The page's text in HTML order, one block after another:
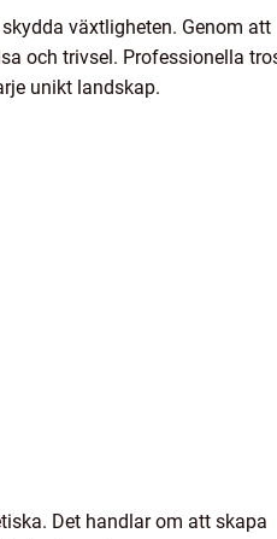
växtligheten. Genom att
och trivsel. Professionella
unikt landskap.
Det handlar om att skapa